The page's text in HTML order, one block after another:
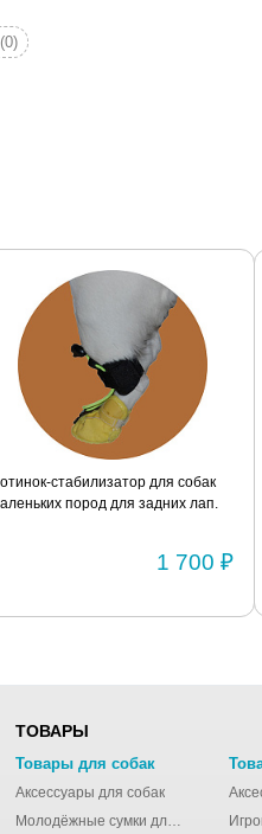
(0)
стабилизатор для собак
пород для задних лап.
1 700 ₽
ТОВАРЫ
Товары для собак
Аксессуары для собак